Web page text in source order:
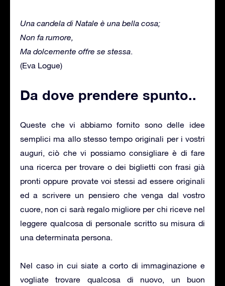
Una candela di Natale è una bella cosa;
Non fa rumore,
Ma dolcemente offre se stessa.
(Eva Logue)
Da dove prendere spunto..
Queste che vi abbiamo fornito sono delle idee
semplici ma allo stesso tempo originali per i vostri
auguri, ciò che vi possiamo consigliare è di fare
una ricerca per trovare o dei biglietti con frasi già
pronti oppure provate voi stessi ad essere originali
ed a scrivere un pensiero che venga dal vostro
cuore, non ci sarà regalo migliore per chi riceve nel
leggere qualcosa di personale scritto su misura di
una determinata persona.
Nel caso in cui siate a corto di immaginazione e
vogliate trovare qualcosa di nuovo, un buon